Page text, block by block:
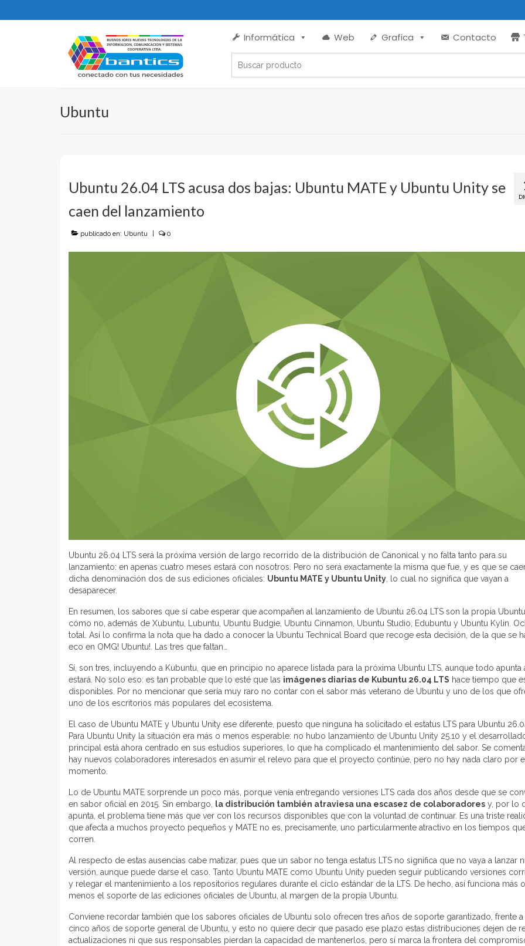
Informática Web Grafica Contacto
Ubuntu
Ubuntu 26.04 LTS acusa dos bajas: Ubuntu MATE y Ubuntu Unity se
caen del lanzamiento
publicado en: Ubuntu 0
Ubuntu 26.04 LTS será la próxima versión de largo recorrido de la distribución de Canonical y no falta tanto para su
lanzamiento: en apenas cuatro meses estará con nosotros. Pero no será exactamente la misma que fue, y es que se
dicha denominación dos de sus ediciones oficiales: Ubuntu MATE y Ubuntu Unity , lo cual no significa que vayan a
desaparecer.
En resumen, los sabores que sí cabe esperar que acompañen al lanzamiento de Ubuntu 26.04 LTS son la propia Ubuntu,
cómo no, además de Xubuntu, Lubuntu, Ubuntu Budgie, Ubuntu Cinnamon, Ubuntu Studio, Edubuntu y Ubuntu Kylin.
total. Así lo confirma la nota que ha dado a conocer la Ubuntu Technical Board que recoge esta decisión, de la que se
eco en OMG! Ubuntu!. Las tres que faltan…
Sí, son tres, incluyendo a Kubuntu, que en principio no aparece listada para la próxima Ubuntu LTS, aunque todo apunta
estará. No solo eso: es tan probable que lo esté que las imágenes diarias de Kubuntu 26.04 LTS hace tiempo que
disponibles. Por no mencionar que sería muy raro no contar con el sabor más veterano de Ubuntu y uno de los que
uno de los escritorios más populares del ecosistema.
El caso de Ubuntu MATE y Ubuntu Unity ese diferente, puesto que ninguna ha solicitado el estatus LTS para Ubuntu
Para Ubuntu Unity la situación era más o menos esperable: no hubo lanzamiento de Ubuntu Unity 25.10 y el
principal está ahora centrado en sus estudios superiores, lo que ha complicado el mantenimiento del sabor. Se
hay nuevos colaboradores interesados en asumir el relevo para que el proyecto continúe, pero no hay nada claro por
momento.
Lo de Ubuntu MATE sorprende un poco más, porque venía entregando versiones LTS cada dos años desde que se
en sabor oficial en 2015. Sin embargo, la distribución también atraviesa una escasez de colaboradores y, por lo
apunta, el problema tiene más que ver con los recursos disponibles que con la voluntad de continuar. Es una triste
que afecta a muchos proyecto pequeños y MATE no es, precisamente, uno particularmente atractivo en los tiempos
corren.
Al respecto de estas ausencias cabe matizar, pues que un sabor no tenga estatus LTS no significa que no vaya a lanzar
versión, aunque puede darse el caso. Tanto Ubuntu MATE como Ubuntu Unity pueden seguir publicando versiones
y relegar el mantenimiento a los repositorios regulares durante el ciclo estándar de la LTS. De hecho, así funciona más o
menos el soporte de las ediciones oficiales de Ubuntu, al margen de la propia Ubuntu.
Conviene recordar también que los sabores oficiales de Ubuntu solo ofrecen tres años de soporte garantizado, frente a
cinco años de soporte general de Ubuntu, y esto no quiere decir que pasado ese plazo estas distribuciones dejen de
actualizaciones ni que sus responsables pierdan la capacidad de mantenerlos, pero sí marca la frontera del